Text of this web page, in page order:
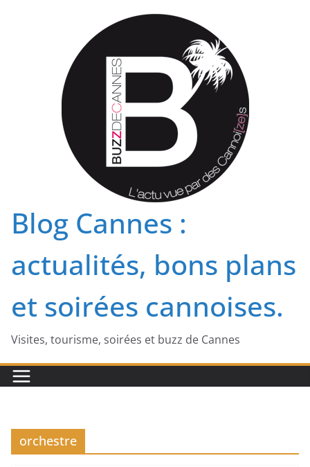
Blog Cannes :
actualités, bons plans
et soirées cannoises.
Visites, tourisme, soirées et buzz de Cannes
orchestre